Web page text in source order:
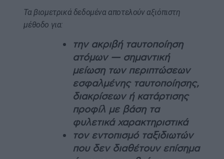
Τα βιομετρικά δεδομένα αποτελούν αξιόπιστη
μέθοδο για:
την ακριβή ταυτοποίηση
ατόμων — σημαντική
μείωση των περιπτώσεων
εσφαλμένης ταυτοποίησης,
διακρίσεων ή κατάρτισης
προφίλ με βάση τα
φυλετικά χαρακτηριστικά
τον εντοπισμό ταξιδιωτών
που δεν διαθέτουν επίσημα